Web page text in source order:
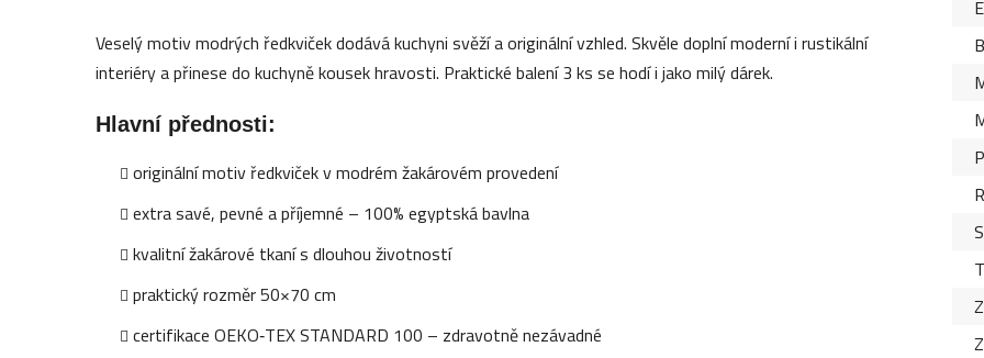
Veselý motiv modrých ředkviček dodává kuchyni svěží a originální vzhled. Skvěle doplní moderní i rustikální
interiéry a přinese do kuchyně kousek hravosti. Praktické balení 3 ks se hodí i jako milý dárek.
Hlavní přednosti:
originální motiv ředkviček v modrém žakárovém provedení
extra savé, pevné a příjemné – 100% egyptská bavlna
kvalitní žakárové tkaní s dlouhou životností
praktický rozměr 50×70 cm
certifikace OEKO‑TEX STANDARD 100 – zdravotně nezávadné